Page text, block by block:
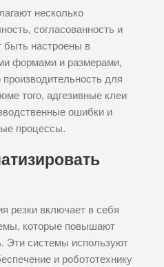
несколько
согласованность и
быть настроены в
формами и размерами,
для
того, адгезивные клеи
ошибки и
процессы.
резки включает в себя
которые повышают
Эти системы используют
и робототехнику